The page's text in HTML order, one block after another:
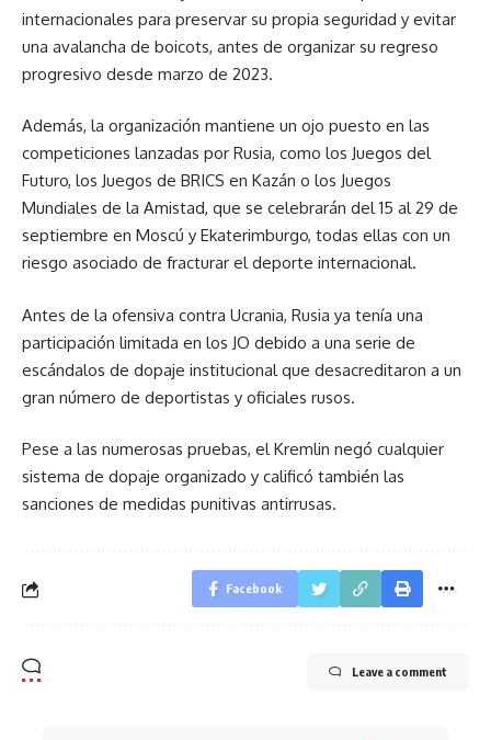
internacionales para preservar su propia seguridad y evitar
una avalancha de boicots, antes de organizar su regreso
progresivo desde marzo de 2023.
Además, la organización mantiene un ojo puesto en las
competiciones lanzadas por Rusia, como los Juegos del
Futuro, los Juegos de BRICS en Kazán o los Juegos
Mundiales de la Amistad, que se celebrarán del 15 al 29 de
septiembre en Moscú y Ekaterimburgo, todas ellas con un
riesgo asociado de fracturar el deporte internacional.
Antes de la ofensiva contra Ucrania, Rusia ya tenía una
participación limitada en los JO debido a una serie de
escándalos de dopaje institucional que desacreditaron a un
gran número de deportistas y oficiales rusos.
Pese a las numerosas pruebas, el Kremlin negó cualquier
sistema de dopaje organizado y calificó también las
sanciones de medidas punitivas antirrusas.
Facebook
Leave a comment